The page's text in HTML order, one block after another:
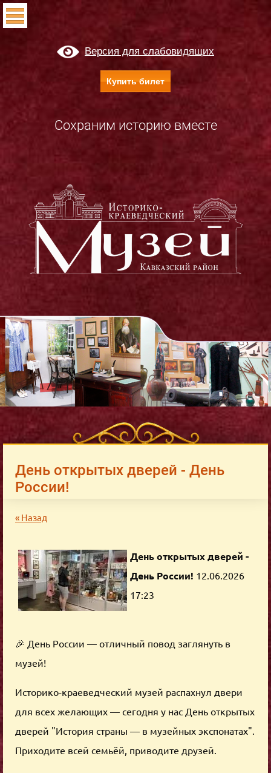
Версия для слабовидящих
Купить билет
Сохраним историю вместе
День открытых дверей - День
России!
« Назад
День открытых дверей -
День России! 12.06.2026
17:23
🎉 День России — отличный повод заглянуть в
музей!
Историко-краеведческий музей распахнул двери
для всех желающих — сегодня у нас День открытых
дверей "История страны — в музейных экспонатах".
Приходите всей семьёй, приводите друзей.